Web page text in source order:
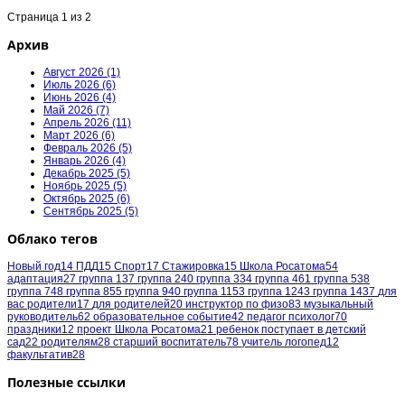
Страница 1 из 2
Архив
Август 2026 (1)
Июль 2026 (6)
Июнь 2026 (4)
Май 2026 (7)
Апрель 2026 (11)
Март 2026 (6)
Февраль 2026 (5)
Январь 2026 (4)
Декабрь 2025 (5)
Ноябрь 2025 (5)
Октябрь 2025 (6)
Сентябрь 2025 (5)
Облако тегов
Новый год14 ПДД15 Спорт17 Стажировка15 Школа Росатома54
адаптация27 группа 137 группа 240 группа 334 группа 461 группа 538
группа 748 группа 855 группа 940 группа 1153 группа 1243 группа 1437 для
вас родители17 для родителей20 инструктор по физо83 музыкальный
руководитель62 образовательное событие42 педагог психолог70
праздники12 проект Школа Росатома21 ребенок поступает в детский
сад22 родителям28 старший воспитатель78 учитель логопед12
факультатив28
Полезные ссылки